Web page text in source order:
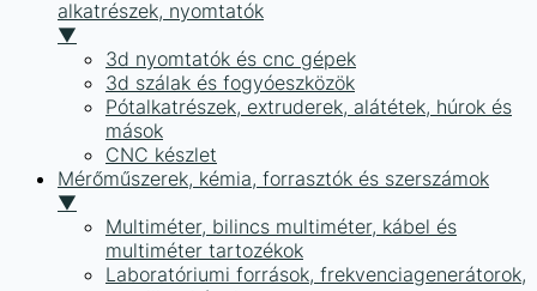
alkatrészek, nyomtatók
▼
3d nyomtatók és cnc gépek
3d szálak és fogyóeszközök
Pótalkatrészek, extruderek, alátétek, húrok és
mások
CNC készlet
Mérőműszerek, kémia, forrasztók és szerszámok
▼
Multiméter, bilincs multiméter, kábel és
multiméter tartozékok
Laboratóriumi források, frekvenciagenerátorok,